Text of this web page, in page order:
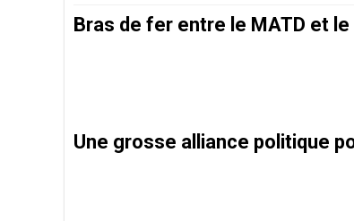
Bras de fer entre le MATD et le
Une grosse alliance politique